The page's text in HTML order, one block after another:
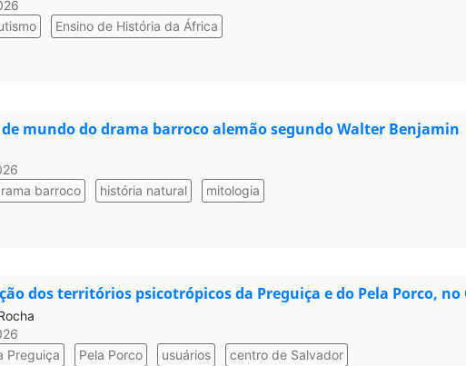
Ensino de História da África
mundo do drama barroco alemão segundo Walter Benjamin
barroco história natural mitologia
dos territórios psicotrópicos da Preguiça e do Pela Porco, no
Preguiça Pela Porco usuários centro de Salvador